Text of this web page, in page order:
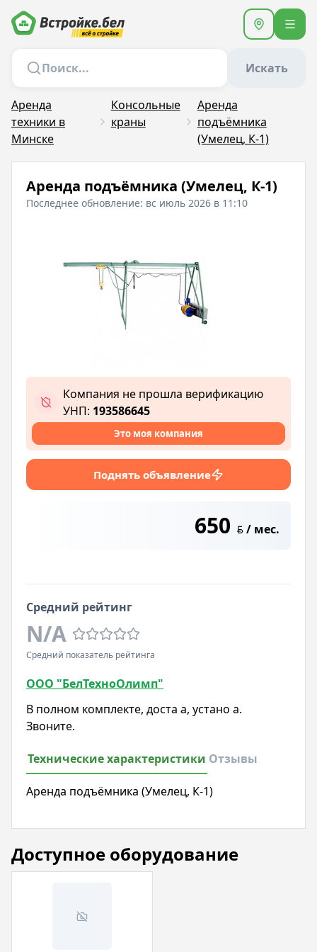
Искать
Аренда
техники в
Минске
Консольные
краны
Аренда
подъёмника
(Умелец, К-1)
Аренда подъёмника (Умелец, К-1)
Последнее обновление: вс июль 2026 в 11:10
ООО "БелТехноОлимп"
В полном комплекте, доста а, устано а.
Звоните.
Технические характеристики Отзывы
Аренда подъёмника (Умелец, К-1)
Компания не прошла верификацию
УНП: 193586645
Это моя компания
Поднять объявление
650 BYN / мес.
Средний рейтинг
N/A
Средний показатель рейтинга
Доступное оборудование